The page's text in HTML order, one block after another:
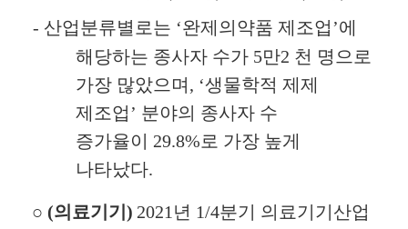
- 산업분류별로는 ‘완제의약품 제조업’에
해당하는 종사자 수가 5만2 천 명으로
가장 많았으며 , ‘생물학적 제제
제조업’ 분야의 종사자 수
증가율이 29.8%로 가장 높게
나타났다.
○ (의료기기) 2021 년 1/4분기 의료기기산업